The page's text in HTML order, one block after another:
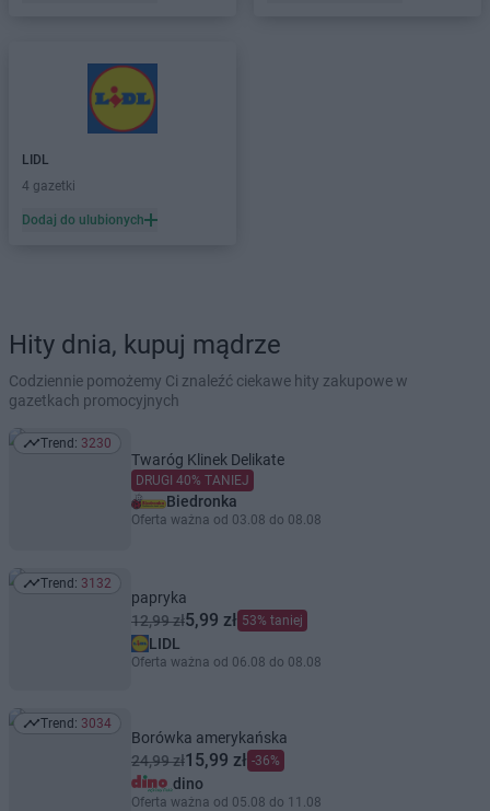
LIDL
4 gazetki
Dodaj do ulubionych
Hity dnia, kupuj mądrze
Codziennie pomożemy Ci znaleźć ciekawe hity zakupowe w
gazetkach promocyjnych
Trend: 3230
Trend: 3230
Twaróg Klinek Delikate
DRUGI 40% TANIEJ
Biedronka
Oferta ważna od 03.08 do 08.08
Trend: 3132
Trend: 3132
papryka
12,99 zł5,99 zł 53% taniej
LIDL
Oferta ważna od 06.08 do 08.08
Trend: 3034
Trend: 3034
Borówka amerykańska
24,99 zł15,99 zł -36%
dino
Oferta ważna od 05.08 do 11.08